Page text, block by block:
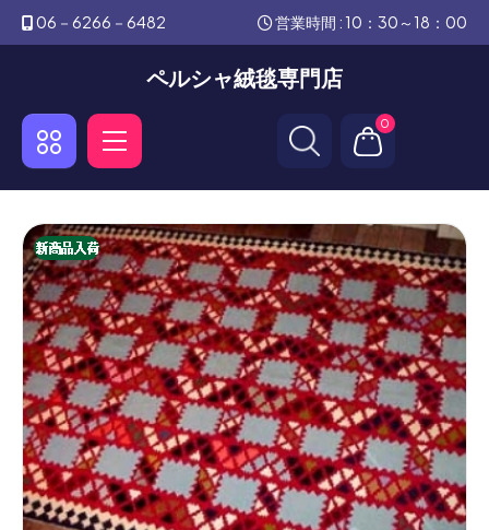
06－6266－6482 営業時間 : 10：30～18：00
ペルシャ絨毯専門店
0